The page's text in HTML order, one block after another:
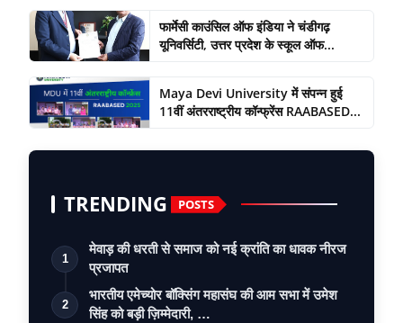
फार्मेसी काउंसिल ऑफ इंडिया ने चंडीगढ़
यूनिवर्सिटी, उत्तर प्रदेश के स्कूल ऑफ...
Maya Devi University में संपन्न हुई
11वीं अंतरराष्ट्रीय कॉन्फ्रेंस RAABASED...
TRENDING POSTS
1
मेवाड़ की धरती से समाज को नई क्रांति का धावक नीरज
प्रजापत
2
भारतीय एमेच्योर बॉक्सिंग महासंघ की आम सभा में उमेश
सिंह को बड़ी ज़िम्मेदारी, …